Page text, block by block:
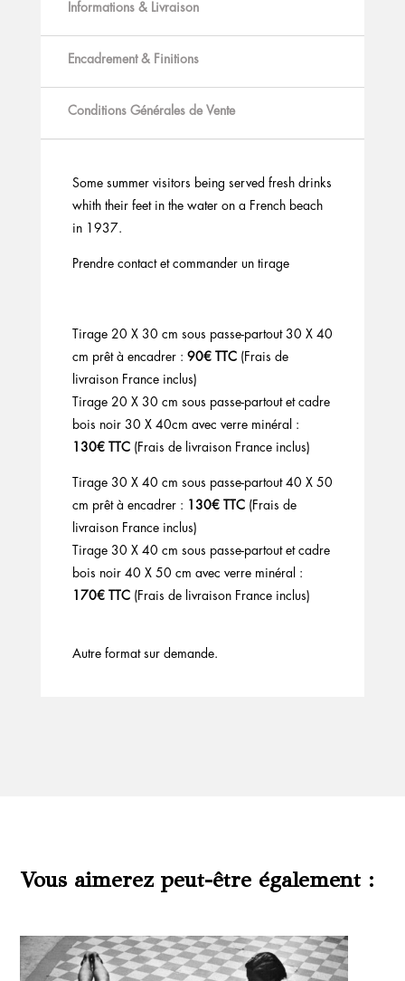
Informations & Livraison
Encadrement & Finitions
Conditions Générales de Vente
Some summer visitors being served fresh drinks
whith their feet in the water on a French beach
in 1937.
Prendre contact et commander un tirage
Tirage 20 X 30 cm sous passe-partout 30 X 40
cm prêt à encadrer : 90€ TTC(Frais de
livraison France inclus)
Tirage 20 X 30 cm sous passe-partout et cadre
bois noir 30 X 40cm avec verre minéral :
130€ TTC (Frais de livraison France inclus)
Tirage 30 X 40 cm sous passe-partout 40 X 50
cm prêt à encadrer :
130€ TTC(Frais de
livraison France inclus)
Tirage 30 X 40 cm sous passe-partout et cadre
bois noir 40 X 50 cm avec verre minéral :
170€ TTC(Frais de livraison France inclus)
Autre format sur demande.
Vous aimerez peut-être également :
Produits similaires